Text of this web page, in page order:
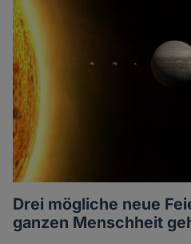
Drei mögliche neue
ganzen Menschheit